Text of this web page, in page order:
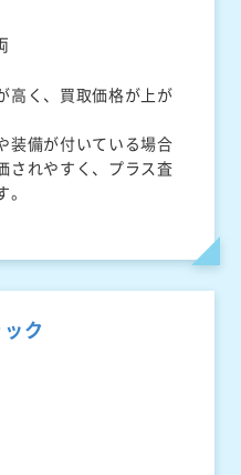
高く、買取価格が上が
装備が付いている場合
されやすく、プラス査
ク